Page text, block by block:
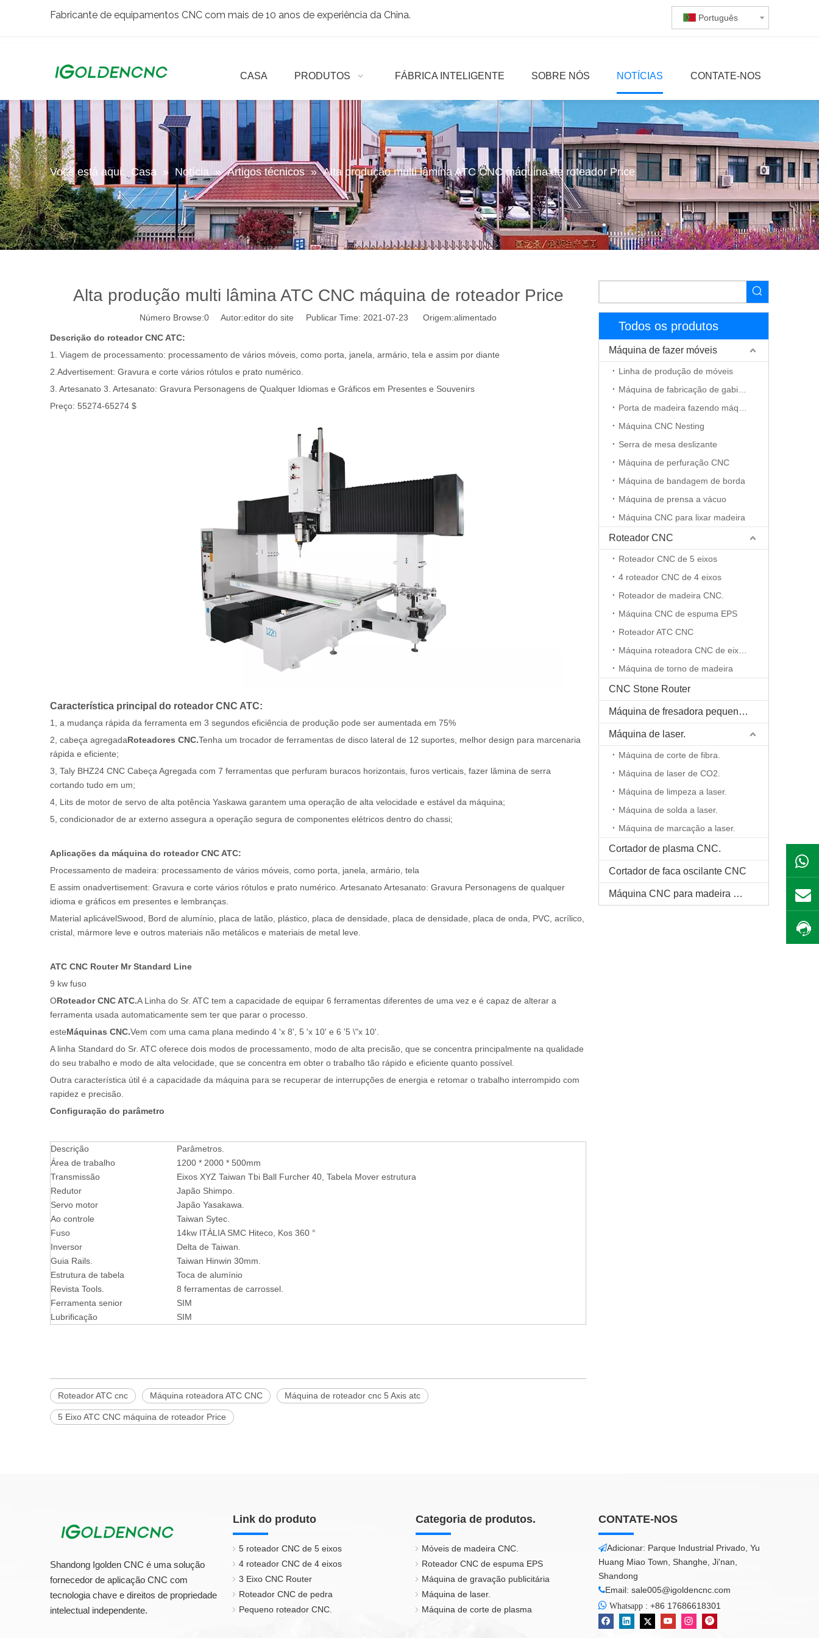
Fabricante de equipamentos CNC com mais de 10 anos de experiência da China. Português
CASA PRODUTOS FÁBRICA INTELIGENTE SOBRE NÓS NOTÍCIAS CONTATE-NOS
Você está aqui: Casa » Notícia » Artigos técnicos » Alta produção multi lâmina ATC CNC máquina de roteador Price
Alta produção multi lâmina ATC CNC máquina de roteador Price
Número Browse:0 Autor:editor do site Publicar Time: 2021-07-23 Origem:alimentado
Descrição do roteador CNC ATC:
1. Viagem de processamento: processamento de vários móveis, como porta, janela, armário, tela e assim por diante
2.Advertisement: Gravura e corte vários rótulos e prato numérico.
3. Artesanato 3. Artesanato: Gravura Personagens de Qualquer Idiomas e Gráficos em Presentes e Souvenirs
Preço: 55274-65274 $
Característica principal do roteador CNC ATC:
1, a mudança rápida da ferramenta em 3 segundos eficiência de produção pode ser aumentada em 75%
2, cabeça agregadaRoteadores CNC.Tenha um trocador de ferramentas de disco lateral de 12 suportes, melhor design para marcenaria
rápida e eficiente;
3, Taly BHZ24 CNC Cabeça Agregada com 7 ferramentas que perfuram buracos horizontais, furos verticais, fazer lâmina de serra
cortando tudo em um;
4, Lits de motor de servo de alta potência Yaskawa garantem uma operação de alta velocidade e estável da máquina;
5, condicionador de ar externo assegura a operação segura de componentes elétricos dentro do chassi;
Aplicações da máquina do roteador CNC ATC:
Processamento de madeira: processamento de vários móveis, como porta, janela, armário, tela
E assim onadvertisement: Gravura e corte vários rótulos e prato numérico. Artesanato Artesanato: Gravura Personagens de qualquer
idioma e gráficos em presentes e lembranças.
Material aplicávelSwood, Bord de alumínio, placa de latão, plástico, placa de densidade, placa de densidade, placa de onda, PVC, acrílico,
cristal, mármore leve e outros materiais não metálicos e materiais de metal leve.
ATC CNC Router Mr Standard Line
9 kw fuso
ORoteador CNC ATC.A Linha do Sr. ATC tem a capacidade de equipar 6 ferramentas diferentes de uma vez e é capaz de alterar a
ferramenta usada automaticamente sem ter que parar o processo.
esteMáquinas CNC.Vem com uma cama plana medindo 4 'x 8', 5 'x 10' e 6 '5 \"x 10'.
A linha Standard do Sr. ATC oferece dois modos de processamento, modo de alta precisão, que se concentra principalmente na qualidade
do seu trabalho e modo de alta velocidade, que se concentra em obter o trabalho tão rápido e eficiente quanto possível.
Outra característica útil é a capacidade da máquina para se recuperar de interrupções de energia e retomar o trabalho interrompido com
rapidez e precisão.
Configuração do parâmetro
Descrição
Parâmetros.
Área de trabalho
1200 * 2000 * 500mm
Transmissão
Eixos XYZ Taiwan Tbi Ball Furcher 40, Tabela Mover estrutura
Redutor
Japão Shimpo.
Servo motor
Japão Yasakawa.
Ao controle
Taiwan Sytec.
Fuso
14kw ITÁLIA SMC Hiteco, Kos 360 °
Inversor
Delta de Taiwan.
Guia Rails.
Taiwan Hinwin 30mm.
Estrutura de tabela
Toca de alumínio
Revista Tools.
8 ferramentas de carrossel.
Ferramenta senior
SIM
Lubrificação
SIM
Roteador ATC cnc Máquina roteadora ATC CNC Máquina de roteador cnc 5 Axis atc
5 Eixo ATC CNC máquina de roteador Price
Todos os produtos
Máquina de fazer móveis
Linha de produção de móveis
Máquina CNC Nesting
Serra de mesa deslizante
Máquina de perfuração CNC
Máquina de bandagem de borda
Máquina de prensa a vácuo
Máquina CNC para lixar madeira
Roteador CNC
Roteador CNC de 5 eixos
4 roteador CNC de 4 eixos
Roteador de madeira CNC.
Máquina CNC de espuma EPS
Roteador ATC CNC
Máquina de torno de madeira
CNC Stone Router
Máquina de fresadora pequena CNC
Máquina de laser.
Máquina de corte de fibra.
Máquina de laser de CO2.
Máquina de limpeza a laser.
Máquina de solda a laser.
Máquina de marcação a laser.
Cortador de plasma CNC.
Cortador de faca oscilante CNC
Máquina CNC para madeira maciça
Shandong Igolden CNC é uma solução
fornecedor de aplicação CNC com
tecnologia chave e direitos de propriedade
intelectual independente.
Link do produto
5 roteador CNC de 5 eixos
4 roteador CNC de 4 eixos
3 Eixo CNC Router
Roteador CNC de pedra
Pequeno roteador CNC.
Categoria de produtos.
Móveis de madeira CNC.
Roteador CNC de espuma EPS
Máquina de gravação publicitária
Máquina de laser.
Máquina de corte de plasma
CONTATE-NOS
Adicionar: Parque Industrial Privado, Yu
Huang Miao Town, Shanghe, Ji'nan,
Shandong
Email: sale005@igoldencnc.com
 Whatsapp : +86 17686618301